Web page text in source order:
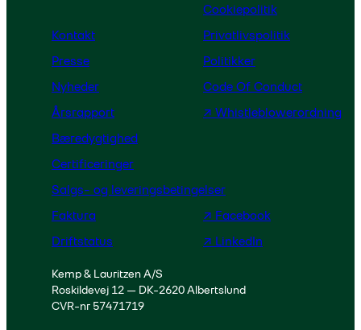
Kontakt
Presse
Nyheder
Årsrapport
Cookiepolitik
Privatlivspolitik
Politikker
Code Of Conduct
↗ Whistleblowerordning
Bæredygtighed
Certificeringer
Salgs- og leveringsbetingelser
Faktura
Driftstatus
↗ Facebook
↗ LinkedIn
Kemp & Lauritzen A/S
Roskildevej 12 — DK-2620 Albertslund
CVR-nr 57471719